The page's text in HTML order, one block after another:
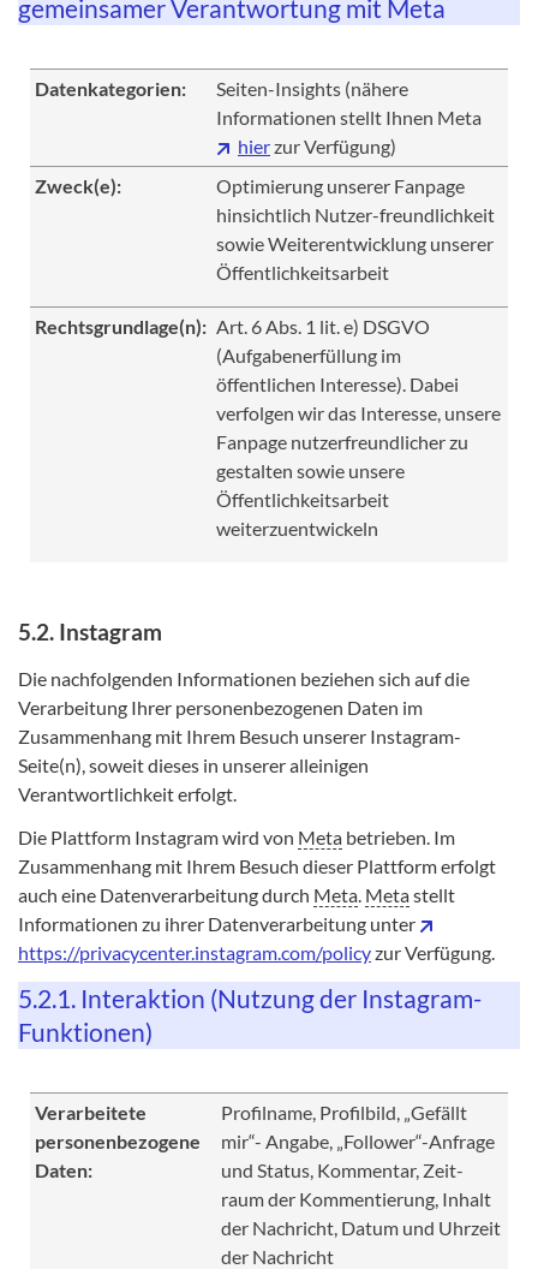
gemeinsamer Verantwortung mit Meta
Datenkategorien:
Seiten-Insights (nähere
Informationen stellt Ihnen Meta
hierzur Verfügung)
Zweck(e):
Optimierung unserer Fanpage
hinsichtlich Nutzer-freundlichkeit
sowie Weiterentwicklung unserer
Öffentlichkeitsarbeit
Rechtsgrundlage(n): Art. 6 Abs. 1 lit. e) DSGVO
(Aufgabenerfüllung im
öffentlichen Interesse). Dabei
verfolgen wir das Interesse, unsere
Fanpage nutzerfreundlicher zu
gestalten sowie unsere
Öffentlichkeitsarbeit
weiterzuentwickeln
5.2. Instagram
Die nachfolgenden Informationen beziehen sich auf die
Verarbeitung Ihrer personenbezogenen Daten im
Zusammenhang mit Ihrem Besuch unserer Instagram-
Seite(n), soweit dieses in unserer alleinigen
Verantwortlichkeit erfolgt.
Die Plattform Instagram wird von Meta betrieben. Im
Zusammenhang mit Ihrem Besuch dieser Plattform erfolgt
auch eine Datenverarbeitung durch Meta Metastellt
Informationen zu ihrer Datenverarbeitung unter
https://privacycenter.instagram.com/policyzur Verfügung.
5.2.1. Interaktion (Nutzung der Instagram-
Funktionen)
Verarbeitete
personenbezogene
Daten:
Profilname, Profilbild, „Gefällt
mir“- Angabe, „Follower“-Anfrage
und Status, Kommentar, Zeit-
raum der Kommentierung, Inhalt
der Nachricht, Datum und Uhrzeit
der Nachricht